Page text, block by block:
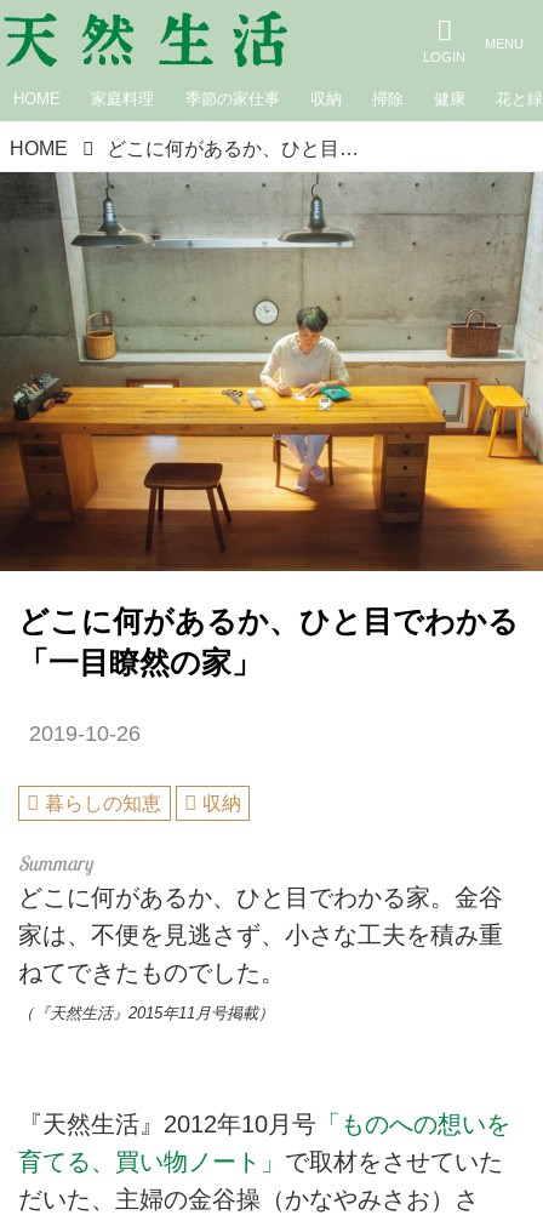
HOME 家庭料理 季節の家仕事 収納 掃除 健康 花と緑
HOME どこに何があるか、ひと目でわかる「一目瞭然の家」
どこに何があるか、ひと目でわかる
「一目瞭然の家」
2019-10-26
暮らしの知恵 収納
どこに何があるか、ひと目でわかる家。金谷
家は、不便を見逃さず、小さな工夫を積み重
ねてできたものでした。
（『天然生活』2015年11月号掲載）
『天然生活』2012年10月号 「ものへの想いを
育てる、買い物ノート」 で取材をさせていた
だいた、主婦の金谷操（かなやみさお）さ